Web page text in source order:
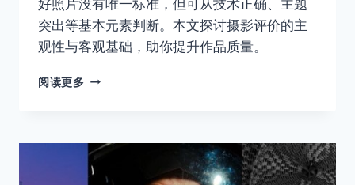
好照片没有唯一标准，但可从技术正确、主题
突出等基本元素判断。本文探讨摄影评价的主
观性与客观基础，助你提升作品质量。
阅读更多 一
片
的
六